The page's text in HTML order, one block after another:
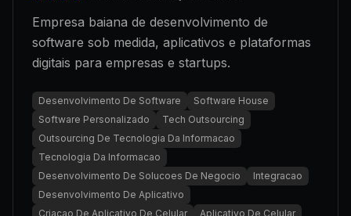
Empresa baiana de desenvolvimento de
software sob medida, aplicativos e plataformas
digitais para empresas e startups.
Desenvolvimento De Software
Software House
Software Personalizado
Tech Outsourcing
Outsourcing De Tecnologia Da Informacao
Tecnologia Da Informacao
Desenvolvimento De Solucoes De Negocio
Integracao
Desenvolvimento De Aplicativo
Criacao De Aplicativo De Celular
Aplicativo De Celular